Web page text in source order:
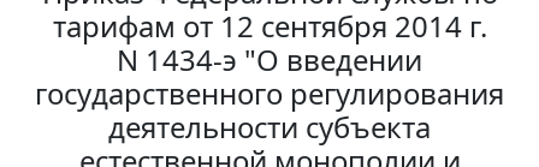
тарифам от 12 сентября 2014 г.
N 1434-э "О введении
государственного регулирования
деятельности субъекта